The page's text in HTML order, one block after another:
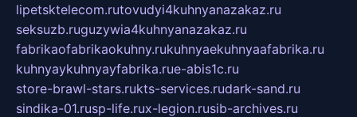
lipetsktelecom.rutovudyi4kuhnyanazakaz.ru
seksuzb.ruguzywia4kuhnyanazakaz.ru
fabrikaofabrikaokuhny.rukuhnyaekuhnyaafabrika.ru
kuhnyaykuhnyayfabrika.rue-abis1c.ru
store-brawl-stars.rukts-services.rudark-sand.ru
sindika-01.rusp-life.rux-legion.rusib-archives.ru